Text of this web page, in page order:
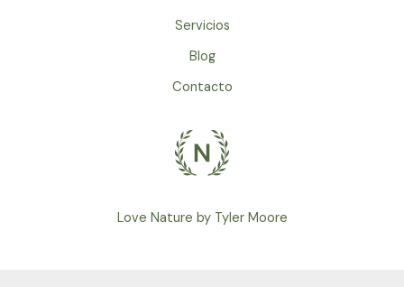
Servicios
Blog
Contacto
Love Nature by Tyler Moore